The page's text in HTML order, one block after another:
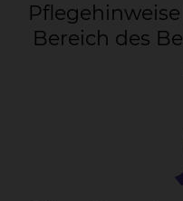
Be­reich des